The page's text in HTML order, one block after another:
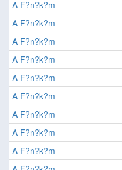
A F?n?k?m
A F?n?k?m
A F?n?k?m
A F?n?k?m
A F?n?k?m
A F?n?k?m
A F?n?k?m
A F?n?k?m
A F?n?k?m